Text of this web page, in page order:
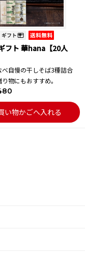
フト 華hana【20人
べ自慢の干しそば3種詰合
物にもおすすめ。
い物かごへ入れる